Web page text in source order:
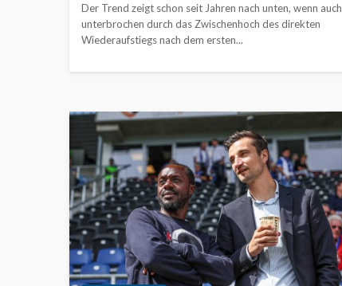
Der Trend zeigt schon seit Jahren nach unten, wenn auch
unterbrochen durch das Zwischenhoch des direkten
Wiederaufstiegs nach dem ersten...